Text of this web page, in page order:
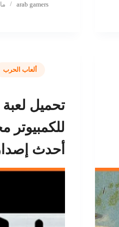
arab gamers مايو
ألعاب الحرب
للكمبيوتر
أحدث